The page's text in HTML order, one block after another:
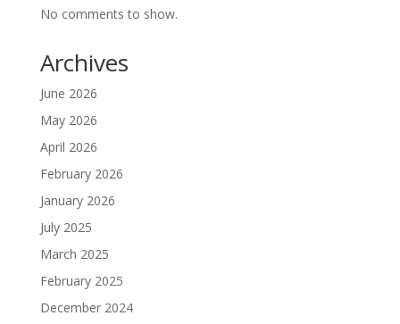
No comments to show.
Archives
June 2026
May 2026
April 2026
February 2026
January 2026
July 2025
March 2025
February 2025
December 2024